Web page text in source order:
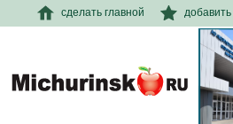
сделать главной добавить